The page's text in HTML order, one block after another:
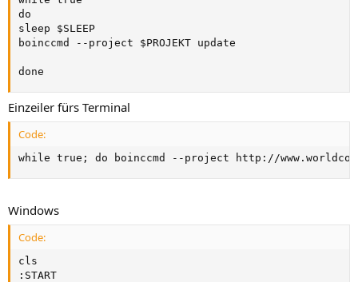
do
sleep $SLEEP
boinccmd --project $PROJEKT update
done
Einzeiler fürs Terminal
Code:
while true; do boinccmd --project http://
Windows
Code:
cls
:START